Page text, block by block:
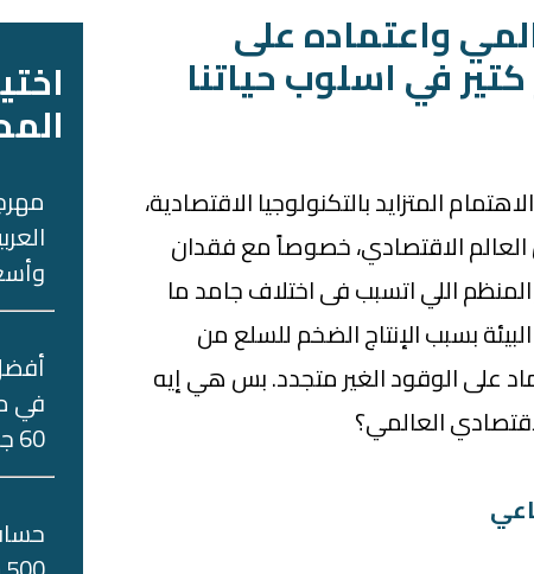
واعتماده على
في اسلوب حياتنا
المتزايد بالتكنولوجيا الاقتصادية،
العالم الاقتصادي، خصوصاً مع فقدان
المنظم اللي اتسبب فى اختلاف جامد ما
بسبب الإنتاج الضخم للسلع من
على الوقود الغير متجدد. بس هي إيه
العالمي؟
في
60 جنيه